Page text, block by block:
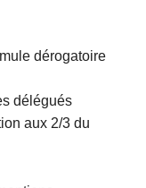
dérogatoire
délégués
aux 2/3 du